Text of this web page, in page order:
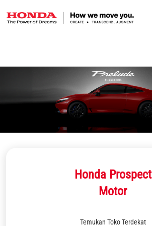
Honda Prospect
Motor
Temukan Toko Terdekat